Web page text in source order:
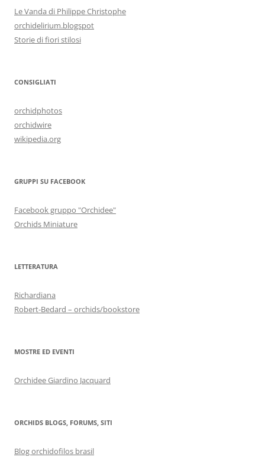
Le Vanda di Philippe Christophe
orchidelirium.blogspot
Storie di fiori stilosi
CONSIGLIATI
orchidphotos
orchidwire
wikipedia.org
GRUPPI SU FACEBOOK
Facebook gruppo "Orchidee"
Orchids Miniature
LETTERATURA
Richardiana
Robert-Bedard – orchids/bookstore
MOSTRE ED EVENTI
Orchidee Giardino Jacquard
ORCHIDS BLOGS, FORUMS, SITI
Blog orchidofilos brasil